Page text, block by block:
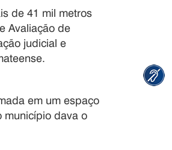
de 41 mil metros
Avaliação de
judicial e
em um espaço
município dava o